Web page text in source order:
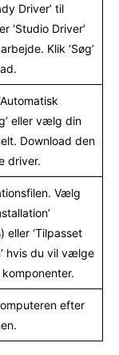
Driver’ til
‘Studio Driver’
Klik ‘Søg’
eller vælg din
Download den
driver.
Vælg
eller ‘Tilpasset
hvis du vil vælge
efter